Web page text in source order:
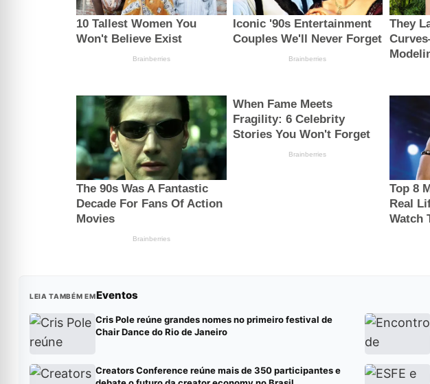
LEIA TAMBÉM EMEventos
Cris Pole reúne grandes nomes no primeiro festival de
Chair Dance do Rio de Janeiro
Creators Conference reúne mais de 350 participantes e